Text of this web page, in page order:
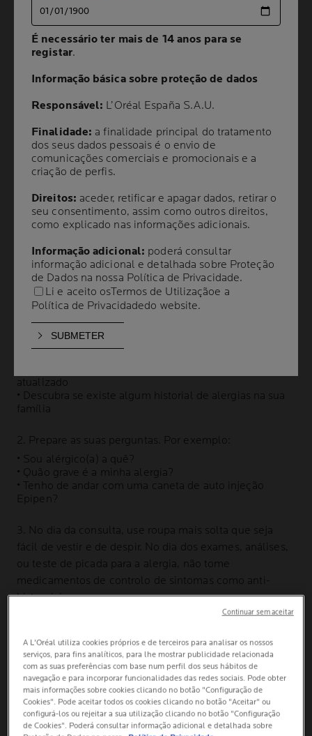
COMO SE PREPARAR PARA A
SUA CONSULTA DE
E OBTER O MELHOR
TRATAMENTO PARA A
ALERGIA DE PELE
2 min. de leitura| 15 abril 2025
Para tirar o máximo partido da sua consulta de
alergologia para um alívio eficaz da alergia de pele,
siga estes 3 passos simples.
1. Reúna informação:
• Mantenha um diário dos seus sintomas durante as 2
atualizado
• Descubra se existe algum historial de alergias na sua
família
2. Prepare as suas perguntas. Por exemplo:
• Sou alérgico(a) a quê?
• Quão grave é a minha alergia?
• Tenho de andar com uma caneta de auto injeção
Epipen?
3. No dia da consulta, use roupa mais solta que seja
fácil de vestir e de despir. No dia dos exames, análises,
ou teste de picada para a alergia, não tome
medicamentos de controlo de sintomas como anti-
histamínicos.
PARA QUE O MÉDICO POSSA TRATAR AS SUAS
ALERGIAS DE PELE,
PARA SABER COMO TRATAR AS SUAS ALERGIAS
DE PELE,
É necessário ter mais de 14 anos para se
registar.
Informação básica sobre proteção de dados
Responsável: L’Oréal España S.A.U.
Finalidade: a finalidade principal do tratamento
dos seus dados pessoais é o envio de
comunicações comerciais e promocionais e a
criação de perfis.
Direitos: aceder, retificar e apagar dados, retirar o
seu consentimento, assim como outros direitos,
como explicado nas informações adicionais.
Informação adicional: poderá consultar
informação adicional e detalhada sobre Proteção
de Dados na nossa Política de Privacidade.
Li e aceito osTermos de Utilizaçãoe a
Política de Privacidadedo website.
É necessário ter mais de 14 anos para se
registar.
Informação básica sobre proteção de dados
Responsável: L’Oréal España S.A.U.
Finalidade: a finalidade principal do tratamento
dos seus dados pessoais é o envio de
comunicações comerciais e promocionais e a
criação de perfis.
Direitos: aceder, retificar e apagar dados, retirar o
seu consentimento, assim como outros direitos,
como explicado nas informações adicionais.
Informação adicional: poderá consultar
informação adicional e detalhada sobre Proteção
de Dados na nossa Política de Privacidade.
Li e aceito osTermos de Utilizaçãoe a
Política de Privacidadedo website.
A L'Oréal utiliza cookies próprios e de terceiros para analisar os nossos
serviços, para fins analíticos, para lhe mostrar publicidade relacionada
com as suas preferências com base num perfil dos seus hábitos de
navegação e para incorporar funcionalidades das redes sociais. Pode obter
mais informações sobre cookies clicando no botão "Configuração de
Cookies". Pode aceitar todos os cookies clicando no botão "Aceitar" ou
configurá-los ou rejeitar a sua utilização clicando no botão "Configuração
de Cookies". Poderá consultar informação adicional e detalhada sobre
Continuar sem aceitar